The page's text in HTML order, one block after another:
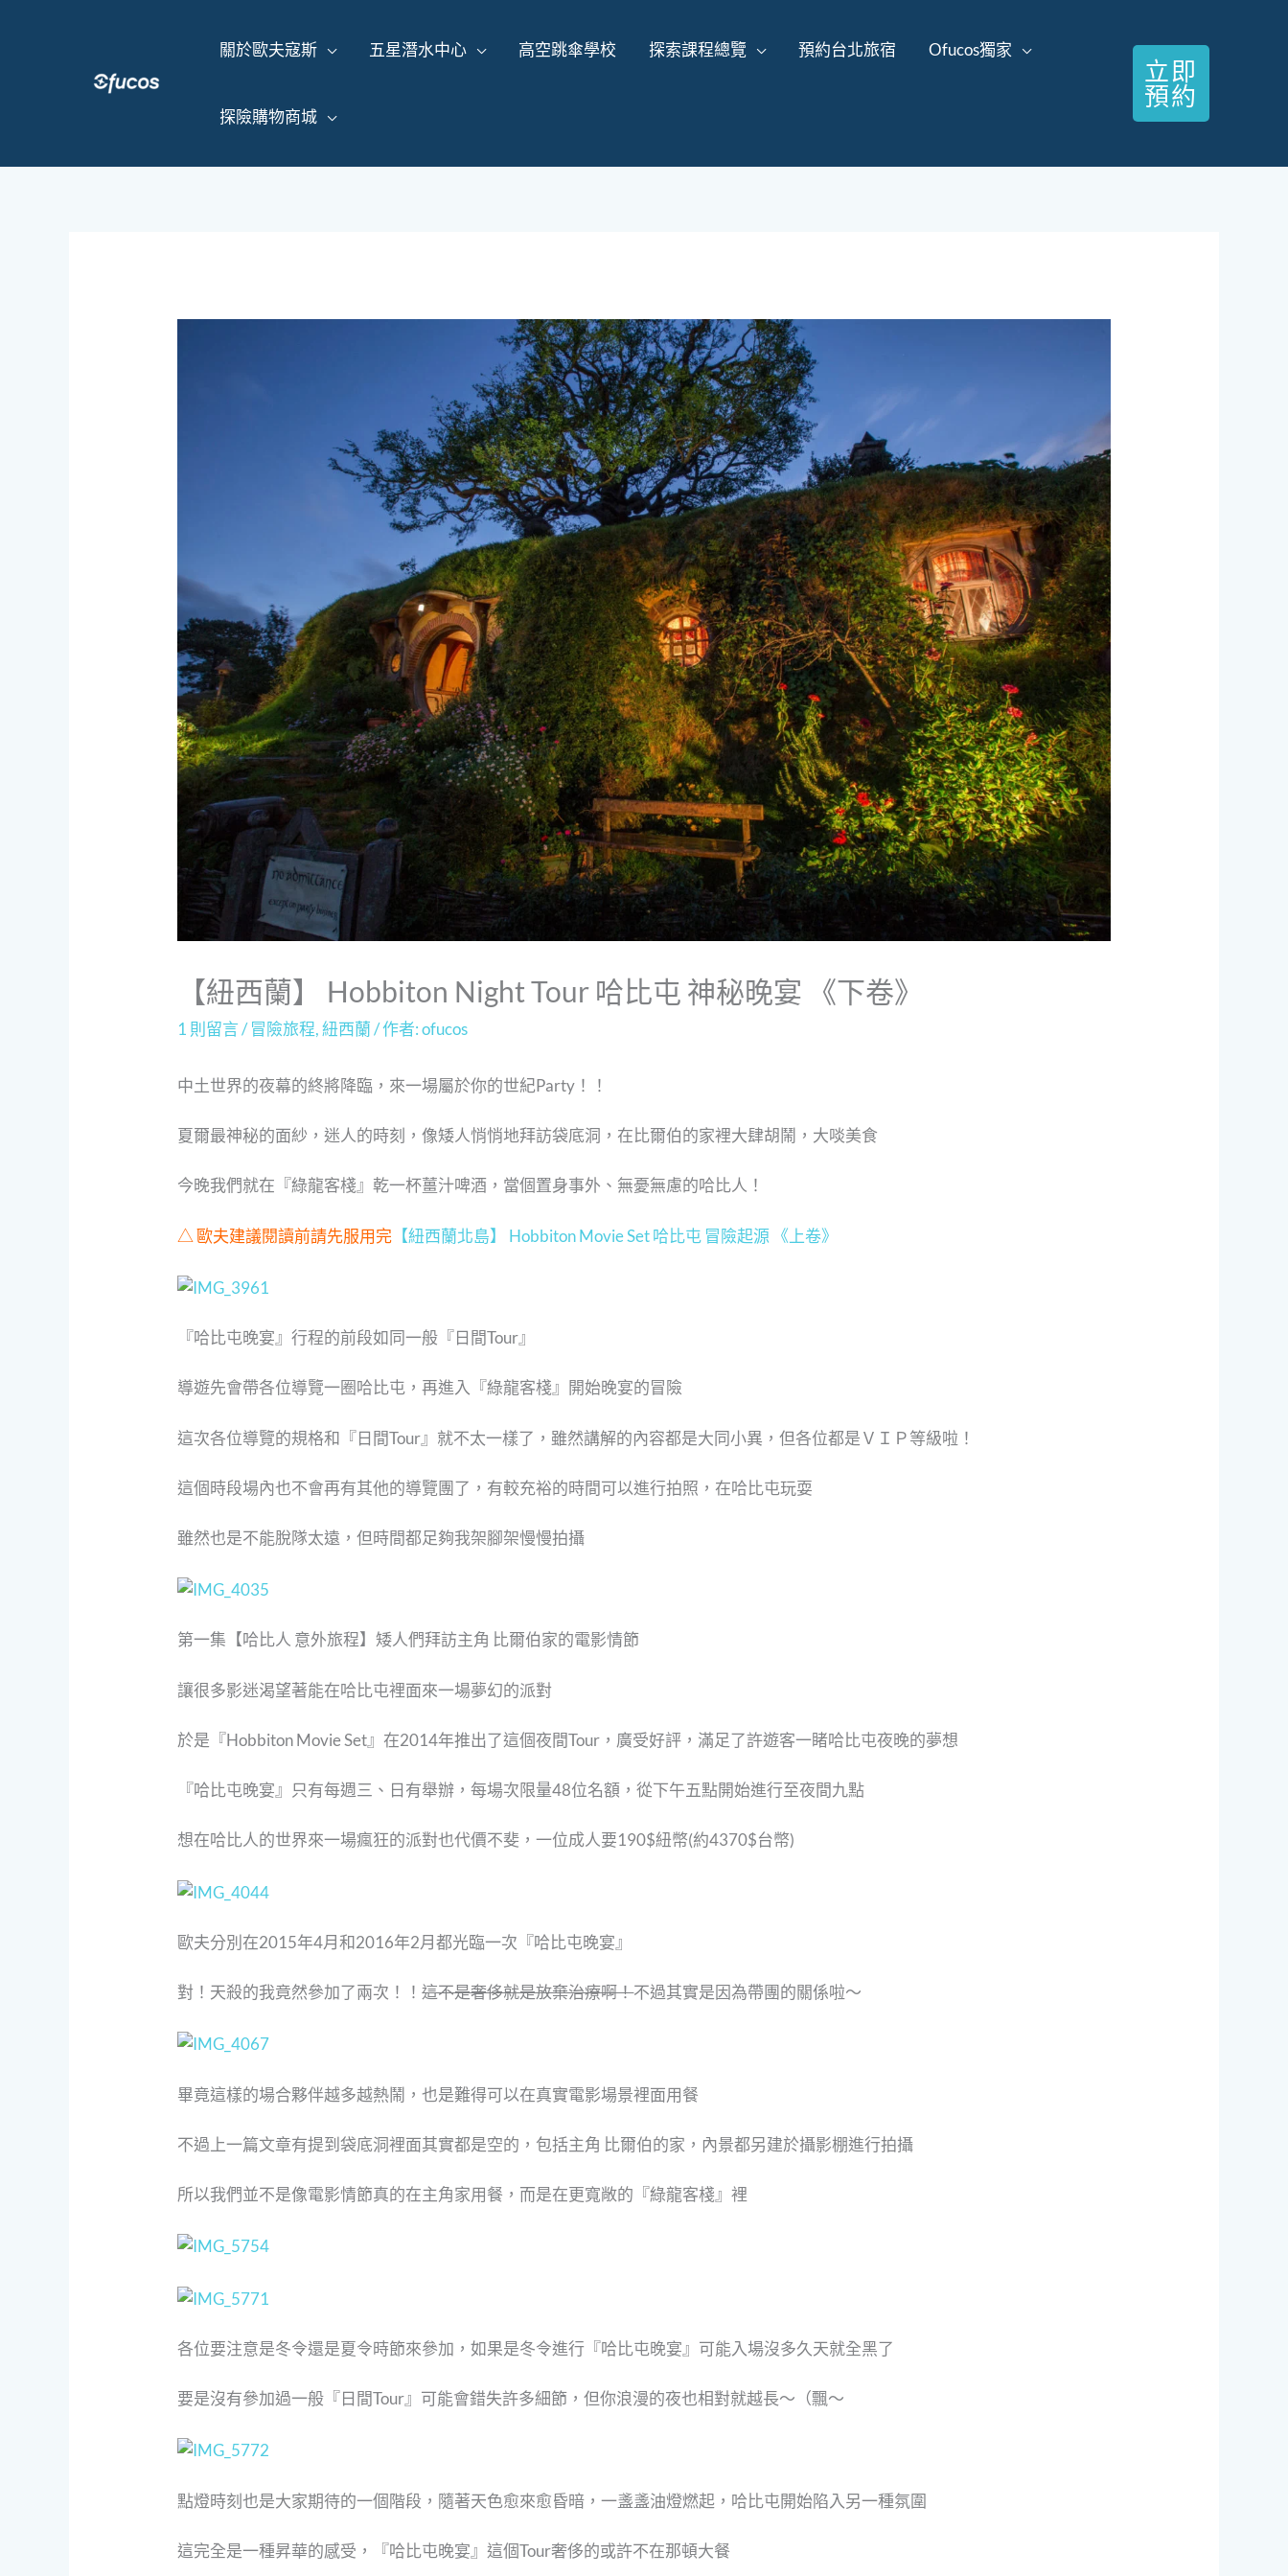
關於歐夫寇斯 五星潛水中心 高空跳傘學校 探索課程總覽 預約台北旅宿 Ofucos獨家
探險購物商城
立即
預約
【紐西蘭】 Hobbiton Night Tour 哈比屯 神秘晚宴 《下卷》
1 則留言/冒險旅程,紐西蘭/ 作者:ofucos
中土世界的夜幕的終將降臨，來一場屬於你的世紀Party！！
夏爾最神秘的面紗，迷人的時刻，像矮人悄悄地拜訪袋底洞，在比爾伯的家裡大肆胡鬧，大啖美食
今晚我們就在『綠龍客棧』乾一杯薑汁啤酒，當個置身事外、無憂無慮的哈比人！
△ 歐夫建議閱讀前請先服用完 【紐西蘭北島】 Hobbiton Movie Set 哈比屯 冒險起源 《上卷》
『哈比屯晚宴』行程的前段如同一般『日間Tour』
導遊先會帶各位導覽一圈哈比屯，再進入『綠龍客棧』開始晚宴的冒險
這次各位導覽的規格和『日間Tour』就不太一樣了，雖然講解的內容都是大同小異，但各位都是ＶＩＰ等級啦！
這個時段場內也不會再有其他的導覽團了，有較充裕的時間可以進行拍照，在哈比屯玩耍
雖然也是不能脫隊太遠，但時間都足夠我架腳架慢慢拍攝
第一集【哈比人 意外旅程】矮人們拜訪主角 比爾伯家的電影情節
讓很多影迷渴望著能在哈比屯裡面來一場夢幻的派對
於是『Hobbiton Movie Set』在2014年推出了這個夜間Tour，廣受好評，滿足了許遊客一睹哈比屯夜晚的夢想
『哈比屯晚宴』只有每週三、日有舉辦，每場次限量48位名額，從下午五點開始進行至夜間九點
想在哈比人的世界來一場瘋狂的派對也代價不斐，一位成人要190$紐幣(約4370$台幣)
歐夫分別在2015年4月和2016年2月都光臨一次『哈比屯晚宴』
對！天殺的我竟然參加了兩次！！這不是奢侈就是放棄治療啊！不過其實是因為帶團的關係啦～
畢竟這樣的場合夥伴越多越熱鬧，也是難得可以在真實電影場景裡面用餐
不過上一篇文章有提到袋底洞裡面其實都是空的，包括主角 比爾伯的家，內景都另建於攝影棚進行拍攝
所以我們並不是像電影情節真的在主角家用餐，而是在更寬敞的『綠龍客棧』裡
各位要注意是冬令還是夏令時節來參加，如果是冬令進行『哈比屯晚宴』可能入場沒多久天就全黑了
要是沒有參加過一般『日間Tour』可能會錯失許多細節，但你浪漫的夜也相對就越長～（飄～
點燈時刻也是大家期待的一個階段，隨著天色愈來愈昏暗，一盞盞油燈燃起，哈比屯開始陷入另一種氛圍
這完全是一種昇華的感受，『哈比屯晚宴』這個Tour奢侈的或許不在那頓大餐